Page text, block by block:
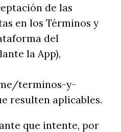
de las
en los Términos y
del
la App),
terminos-y-
resulten aplicables.
que intente, por